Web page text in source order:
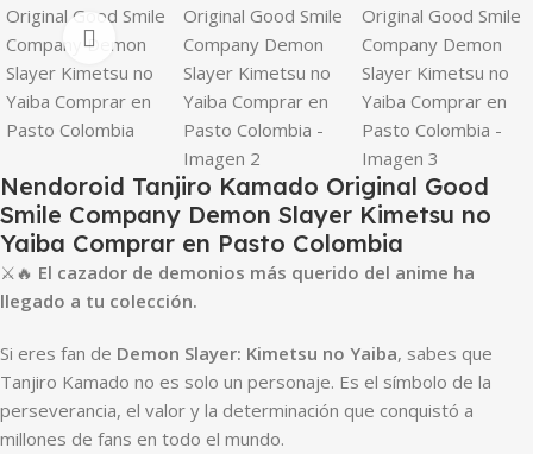
Nendoroid Tanjiro Kamado Original Good
Smile Company Demon Slayer Kimetsu no
Yaiba Comprar en Pasto Colombia
⚔️🔥 El cazador de demonios más querido del anime ha
llegado a tu colección.
Si eres fan de Demon Slayer: Kimetsu no Yaiba, sabes que
Tanjiro Kamado no es solo un personaje. Es el símbolo de la
perseverancia, el valor y la determinación que conquistó a
millones de fans en todo el mundo.